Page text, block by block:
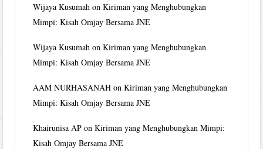
Wijaya Kusumah onKiriman yang Menghubungkan
Mimpi: Kisah Omjay Bersama JNE
Wijaya Kusumah onKiriman yang Menghubungkan
Mimpi: Kisah Omjay Bersama JNE
AAM NURHASANAH onKiriman yang Menghubungkan
Mimpi: Kisah Omjay Bersama JNE
Khairunisa AP onKiriman yang Menghubungkan Mimpi:
Kisah Omjay Bersama JNE